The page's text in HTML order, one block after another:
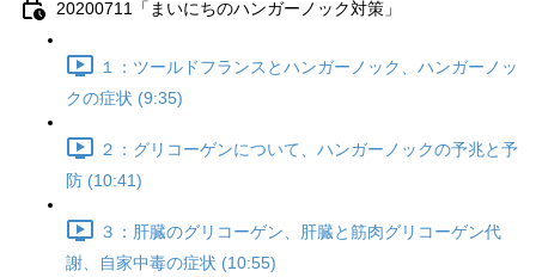
20200711「まいにちのハンガーノック対策」
１：ツールドフランスとハンガーノック、ハンガーノッ
クの症状 (9:35)
２：グリコーゲンについて、ハンガーノックの予兆と予
防 (10:41)
３：肝臓のグリコーゲン、肝臓と筋肉グリコーゲン代
謝、自家中毒の症状 (10:55)